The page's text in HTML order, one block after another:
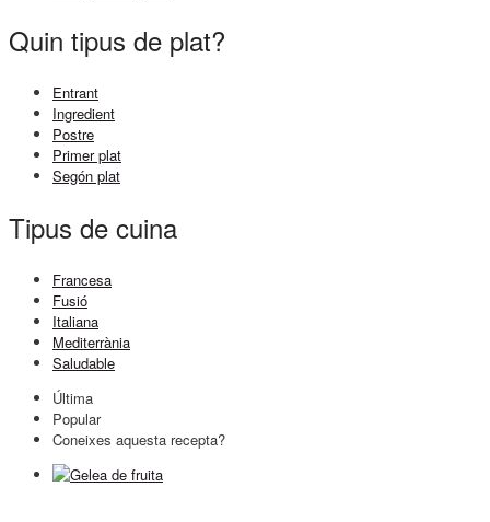
Quin tipus de plat?
Entrant
Ingredient
Postre
Primer plat
Segón plat
Tipus de cuina
Francesa
Fusió
Italiana
Mediterrània
Saludable
Última
Popular
Coneixes aquesta recepta?